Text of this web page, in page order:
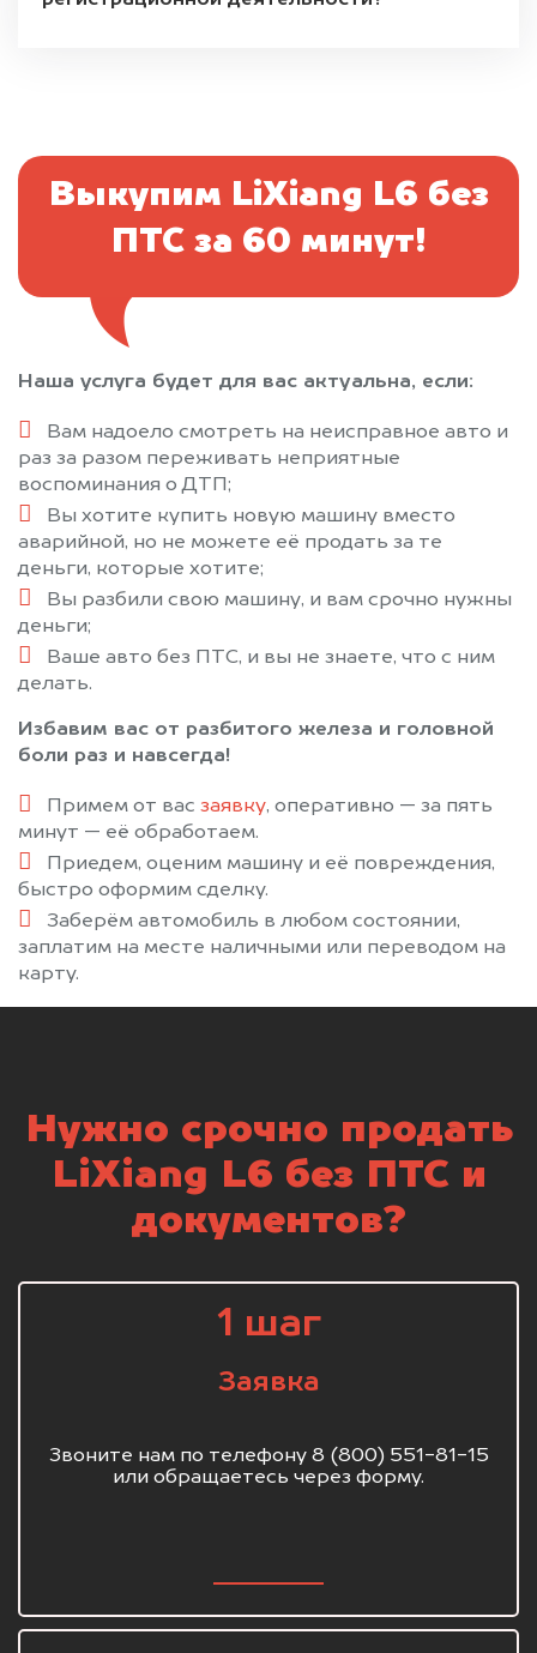
Выкупим LiXiang L6 без
ПТС за 60 минут!
Наша услуга будет для вас актуальна, если:
Вам надоело смотреть на неисправное авто и
раз за разом переживать неприятные
воспоминания о ДТП;
Вы хотите купить новую машину вместо
аварийной, но не можете её продать за те
деньги, которые хотите;
Вы разбили свою машину, и вам срочно нужны
деньги;
Ваше авто без ПТС, и вы не знаете, что с ним
делать.
Избавим вас от разбитого железа и головной
боли раз и навсегда!
Примем от вас заявку, оперативно — за пять
минут — её обработаем.
Приедем, оценим машину и её повреждения,
быстро оформим сделку.
Заберём автомобиль в любом состоянии,
заплатим на месте наличными или переводом на
карту.
Нужно срочно продать
LiXiang L6 без ПТС и
документов?
1 шаг
Заявка
Звоните нам по телефону 8 (800) 551-81-15
или обращаетесь через форму.